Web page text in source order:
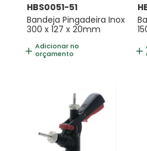
HBS0051-51
Bandeja Pingadeira Inox
300 x 127 x 20mm
Adicionar no
orçamento